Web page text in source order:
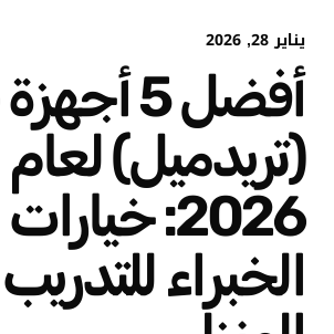
يناير 28, 2026
أفضل 5
(تريدميل) لعام
2026: خيارات
الخبراء للتدريب